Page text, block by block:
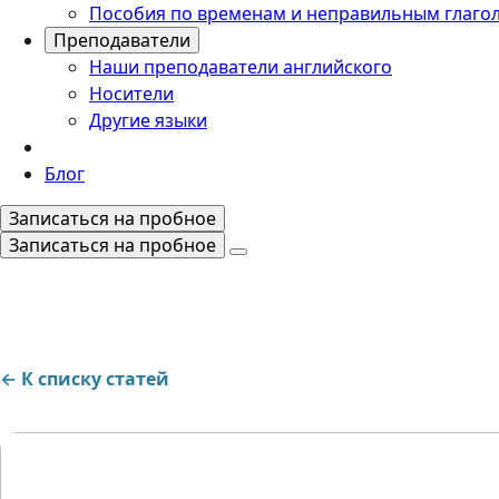
Пособия по временам и неправильным
Преподаватели
Наши преподаватели английского
Носители
Другие языки
Блог
Записаться на пробное
Записаться на пробное
← К списку статей